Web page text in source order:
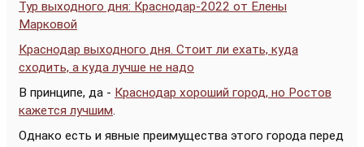
Тур выходного дня: Краснодар-2022 от Елены
Марковой
Краснодар выходного дня. Стоит ли ехать, куда
сходить, а куда лучше не надо
В принципе, да - Краснодар хороший город, но Ростов
кажется лучшим.
Однако есть и явные преимущества этого города перед